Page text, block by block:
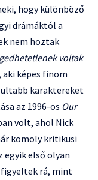
hogy különböző
drámáktól a
nem hoztak
voltak
képes finom
karaktereket
az 1996-os Our
volt, ahol Nick
komoly kritikusi
egyik első olyan
rá, mint